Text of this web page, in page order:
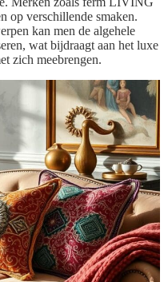
op verschillende smaken.
kan men de algehele
wat bijdraagt aan het luxe
zich meebrengen.